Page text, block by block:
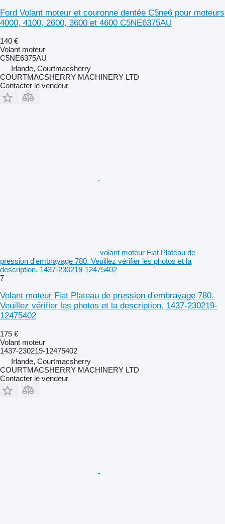
Ford Volant moteur et couronne dentée C5ne6 pour moteurs
4000, 4100, 2600, 3600 et 4600 C5NE6375AU
140 €
Volant moteur
C5NE6375AU
Irlande, Courtmacsherry
COURTMACSHERRY MACHINERY LTD
Contacter le vendeur
volant moteur Fiat Plateau de
pression d'embrayage 780. Veuillez vérifier les photos et la
description. 1437-230219-12475402
7
Volant moteur Fiat Plateau de pression d'embrayage 780.
Veuillez vérifier les photos et la description. 1437-230219-
12475402
175 €
Volant moteur
1437-230219-12475402
Irlande, Courtmacsherry
COURTMACSHERRY MACHINERY LTD
Contacter le vendeur